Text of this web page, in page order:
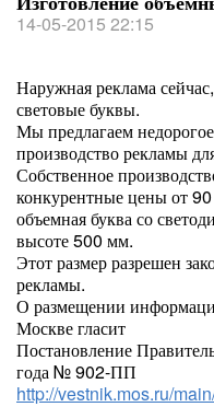
14-05-2015 22:15
Наружная реклама
световые буквы.
Мы предлагаем
производство рекламы
Собственное
конкурентные цены от 90
объемная буква со
высоте 500 мм.
Этот размер разрешен
рекламы.
О размещении
Москве гласит
Постановление
года № 902-ПП
http://vestnik.mos.ru/